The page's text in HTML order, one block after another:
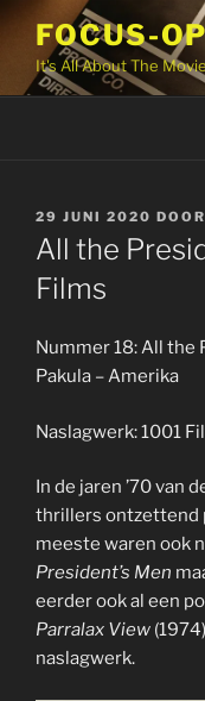
inhoud
FOCUS-
It's All About The
GEPLAATST
OP
29 JUNI 2020 DOOR
All the
Films
Nummer 18: All the
Pakula – Amerika
Naslagwerk: 1001
In de jaren ’70 van
thrillers ontzettend
meeste waren ook
President’s Men
eerder ook al een
Parralax View
naslagwerk.